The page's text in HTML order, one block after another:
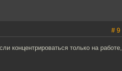
# 9
концентрироваться только на работе,